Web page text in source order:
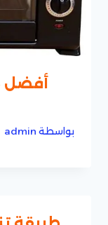
بواسطة admin